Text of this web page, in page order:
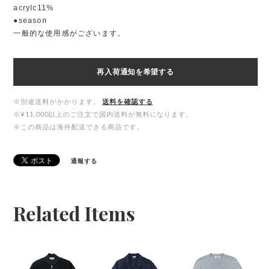
acrylc11%
●season
一般的な使用感がございます。
再入荷通知を希望する
※別途送料がかかります。
送料を確認する
※¥11,000以上のご注文で国内送料が無料になります。
※この商品は海外配送できる商品です。
通報する
Related Items